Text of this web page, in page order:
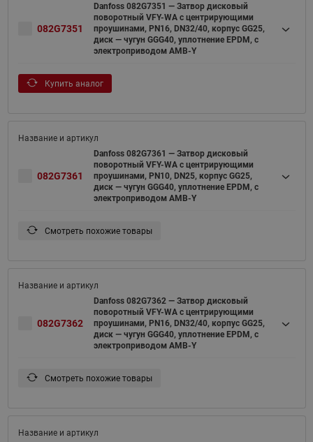
082G7351
Danfoss 082G7351 — Затвор дисковый
поворотный VFY-WA с центрирующими
проушинами, PN16, DN32/40, корпус GG25,
диск — чугун GGG40, уплотнение EPDM, с
электроприводом AMB-Y
Купить аналог
082G7361
Danfoss 082G7361 — Затвор дисковый
поворотный VFY-WA с центрирующими
проушинами, PN10, DN25, корпус GG25,
диск — чугун GGG40, уплотнение EPDM, с
электроприводом AMB-Y
Смотреть похожие товары
082G7362
Danfoss 082G7362 — Затвор дисковый
поворотный VFY-WA с центрирующими
проушинами, PN16, DN32/40, корпус GG25,
диск — чугун GGG40, уплотнение EPDM, с
электроприводом AMB-Y
Смотреть похожие товары